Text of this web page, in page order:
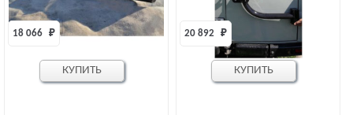
18 066 ₽
КУПИТЬ
20 892 ₽
КУПИТЬ